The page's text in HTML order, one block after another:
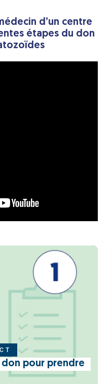
d’un centre
étapes du don
pour prendre